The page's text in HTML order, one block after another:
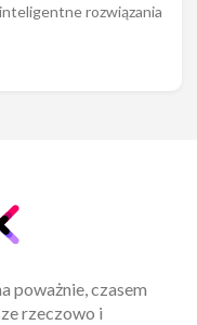
rozwiązania
poważnie, czasem
rzeczowo i